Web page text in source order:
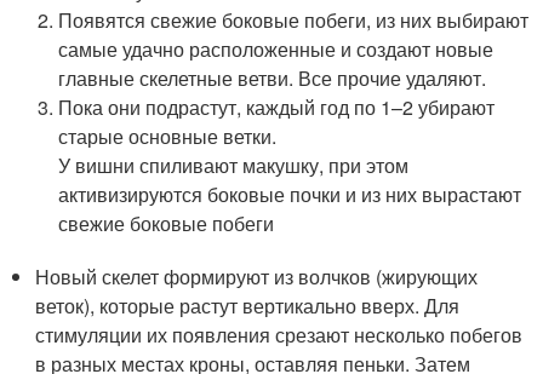
Появятся свежие боковые побеги, из них выбирают
самые удачно расположенные и создают новые
главные скелетные ветви. Все прочие удаляют.
Пока они подрастут, каждый год по 1–2 убирают
старые основные ветки.
У вишни спиливают макушку, при этом
активизируются боковые почки и из них вырастают
свежие боковые побеги
Новый скелет формируют из волчков (жирующих
веток), которые растут вертикально вверх. Для
стимуляции их появления срезают несколько побегов
в разных местах кроны, оставляя пеньки. Затем